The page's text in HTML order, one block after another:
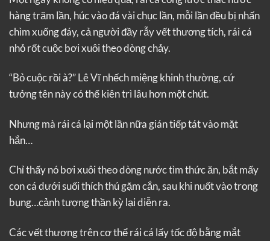
hàng trăm lần, húc vào đá vài chục lần, mỗi lần đều bị nhấn
chìm xuống đáy, cả người đầy rẫy vết thương tích, rái cá
nhỏ rốt cuộc bơi xuôi theo dòng chảy.
“Bỏ cuộc rồi à?” Lê Vĩ nhếch miệng khinh thường, cứ
tưởng tên này có thể kiên trì lâu hơn một chút.
Nhưng mà rái cá lại một lần nữa gián tiếp tát vào mặt
hắn…
Chỉ thấy nó bơi xuôi theo dòng nước tìm thức ăn, bắt mấy
con cá dưới suối thích thú gặm cắn, sau khi nuốt vào trong
bụng…cảnh tượng thần kỳ lại diễn ra.
Các vết thương trên cơ thể rái cá lấy tốc độ bằng mắt